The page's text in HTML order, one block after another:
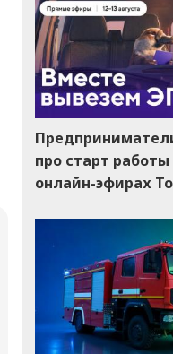
про старт
онлайн-эфирах